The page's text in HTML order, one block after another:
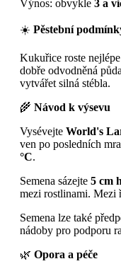
Výnos: obvykle 3 a
☀️ Pěstební
Kukuřice roste
dobře odvodněná
vytvářet silná stébla.
🌾 Návod k výsevu
Vysévejte World's
ven po posledních
°C.
Semena sázejte 5 cm
mezi rostlinami. Mezi
Semena lze také
nádoby pro podporu
🌿 Opora a péče